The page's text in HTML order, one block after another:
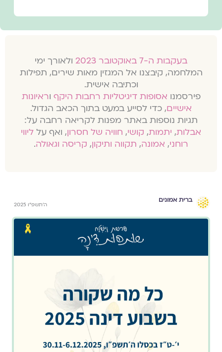
בעקבות ה-7 באוקטובר 2023
ולאורך ימי
המלחמה, קיבצנו אל המגזין מאות שירים, תפילות
וכתיבה אישית.
פירסמנו אסופות דיגיטליות רחבות היקףוראיונות
אישיים, כדי לסייע במעט בתוך הכאב הגדול.
תגיות נוספות באתר מפנות לקריאה רחבה על:
אבלות, יתמות, קושי, חוויה של חסרון, ואף על ליווי
רוחני, אמונה, תקווה ותיקון, קריסה וגאולה.
ברית אמונים
ה׳תשפ״ו 2025